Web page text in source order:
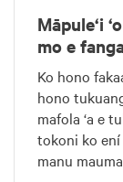
Māpule‘i
mo e
Ko hono
hono
mafola ‘a e
tokoni ko ení
manu